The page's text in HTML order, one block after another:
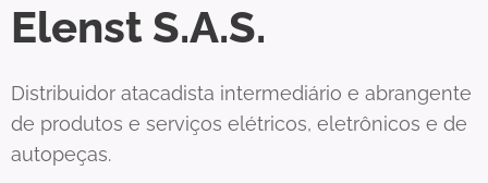
Elenst S.A.S.
Distribuidor atacadista intermediário e abrangente
de produtos e serviços elétricos, eletrônicos e de
autopeças.